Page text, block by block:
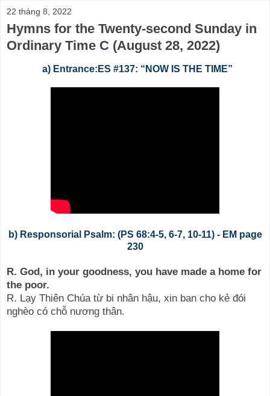
22 tháng 8, 2022
Hymns for the Twenty-second Sunday in
Ordinary Time C (August 28, 2022)
a) Entrance:ES #137: “NOW IS THE TIME”
b) Responsorial Psalm: (PS 68:4-5, 6-7, 10-11) - EM page
230
R. God, in your goodness, you have made a home for
the poor.
R. Lạy Thiên Chúa từ bi nhân hậu, xin ban cho kẻ đói
nghèo có chỗ nương thân.